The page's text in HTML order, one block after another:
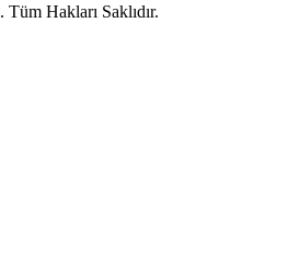
. Tüm Hakları Saklıdır.